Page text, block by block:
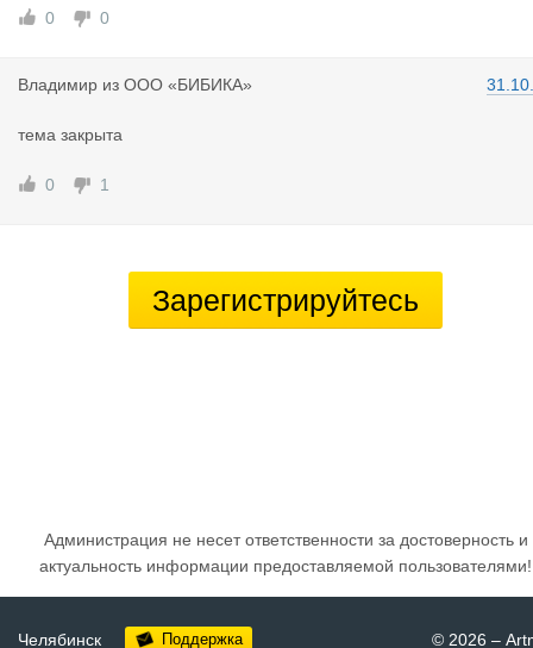
0 0
Владимир из ООО «БИБИКА»
тема закрыта
0 1
Зарегистрируйтесь
Администрация не несет ответственности за достоверность и
актуальность информации предоставляемой пользователями!
Челябинск Поддержка © 2026 –